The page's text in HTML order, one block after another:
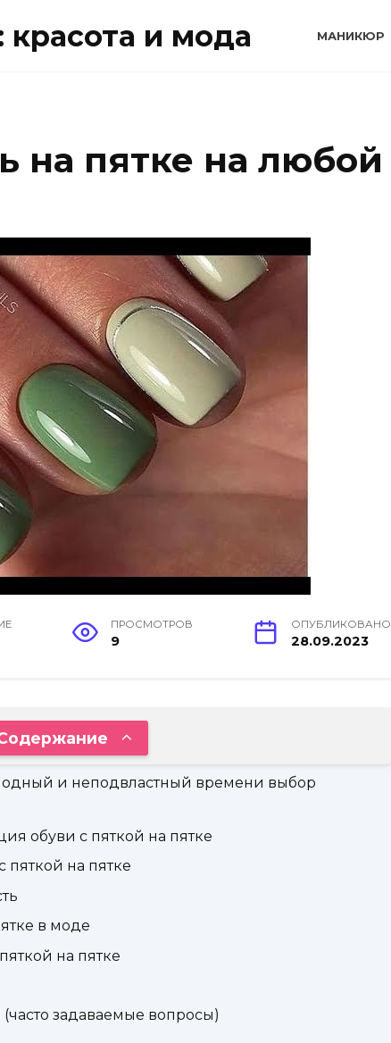
и мода МАНИКЮР
на пятке на любой
ПРОСМОТРОВ
9
ОПУБЛИКОВАНО
28.09.2023
и неподвластный времени выбор
обуви с пяткой на пятке
пяткой на пятке
в моде
на пятке
задаваемые вопросы)